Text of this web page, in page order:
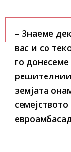
– Знаеме
вас и со
го
земјата